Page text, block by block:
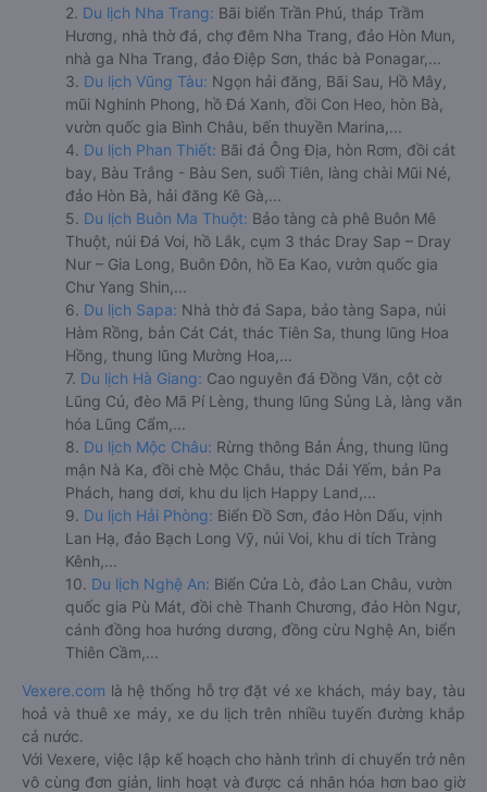
2. Du lịch Nha Trang: Bãi biển Trần Phú, tháp Trầm
Hương, nhà thờ đá, chợ đêm Nha Trang, đảo Hòn Mun,
nhà ga Nha Trang, đảo Điệp Sơn, thác bà Ponagar,...
3. Du lịch Vũng Tàu: Ngọn hải đăng, Bãi Sau, Hồ Mây,
mũi Nghinh Phong, hồ Đá Xanh, đồi Con Heo, hòn Bà,
vườn quốc gia Bình Châu, bến thuyền Marina,...
4. Du lịch Phan Thiết: Bãi đá Ông Địa, hòn Rơm, đồi cát
bay, Bàu Trắng - Bàu Sen, suối Tiên, làng chài Mũi Né,
đảo Hòn Bà, hải đăng Kê Gà,...
5. Du lịch Buôn Ma Thuột: Bảo tàng cà phê Buôn Mê
Thuột, núi Đá Voi, hồ Lắk, cụm 3 thác Dray Sap – Dray
Nur – Gia Long, Buôn Đôn, hồ Ea Kao, vườn quốc gia
Chư Yang Shin,...
6. Du lịch Sapa: Nhà thờ đá Sapa, bảo tàng Sapa, núi
Hàm Rồng, bản Cát Cát, thác Tiên Sa, thung lũng Hoa
Hồng, thung lũng Mường Hoa,...
7. Du lịch Hà Giang: Cao nguyên đá Đồng Văn, cột cờ
Lũng Cú, đèo Mã Pí Lèng, thung lũng Sủng Là, làng văn
hóa Lũng Cẩm,...
8. Du lịch Mộc Châu: Rừng thông Bản Áng, thung lũng
mận Nà Ka, đồi chè Mộc Châu, thác Dải Yếm, bản Pa
Phách, hang dơi, khu du lịch Happy Land,...
9. Du lịch Hải Phòng: Biển Đồ Sơn, đảo Hòn Dấu, vịnh
Lan Hạ, đảo Bạch Long Vỹ, núi Voi, khu di tích Tràng
Kênh,...
10. Du lịch Nghệ An: Biển Cửa Lò, đảo Lan Châu, vườn
quốc gia Pù Mát, đồi chè Thanh Chương, đảo Hòn Ngư,
cánh đồng hoa hướng dương, đồng cừu Nghệ An, biển
Thiên Cầm,...
Vexere.com là hệ thống hỗ trợ đặt vé xe khách, máy bay, tàu
hoả và thuê xe máy, xe du lịch trên nhiều tuyến đường khắp
cả nước.
Với Vexere, việc lập kế hoạch cho hành trình di chuyển trở nên
vô cùng đơn giản, linh hoạt và được cá nhân hóa hơn bao giờ